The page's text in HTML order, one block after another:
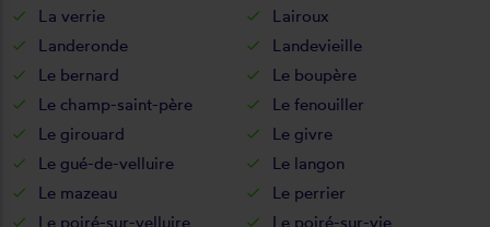
La verrie
Lairoux
Landeronde
Landevieille
Le bernard
Le boupère
Le champ-saint-père
Le fenouiller
Le girouard
Le givre
Le gué-de-velluire
Le langon
Le mazeau
Le perrier
Le poiré-sur-velluire
Le poiré-sur-vie